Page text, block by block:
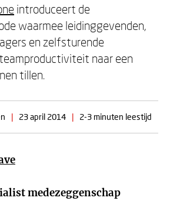
introduceert de
waarmee leidinggevenden,
en zelfsturende
naar een
tillen.
| 23 april 2014 | 2-3 minuten leestijd
medezeggenschap